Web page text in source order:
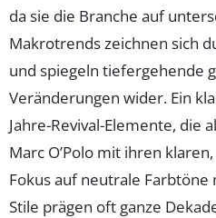
da sie die Branche auf
Makrotrends zeichnen sich
und spiegeln tiefergehende
Veränderungen wider. Ein
Jahre-Revival-Elemente, die
Marc O’Polo mit ihren
Fokus auf neutrale
Stile prägen oft ganze